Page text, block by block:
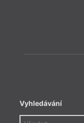
Vyhledávání